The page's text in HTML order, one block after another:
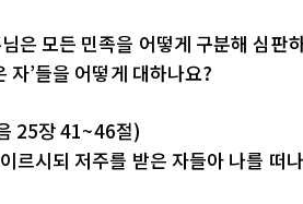
은 모든 민족을 어떻게 구분해 심판
자’들을 어떻게 대하나요?
25장 41~46절)
르시되 저주를 받은 자들아 나를 떠